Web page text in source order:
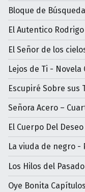
Bloque de
El Autentico
El Señor de los
Lejos de Ti - Novela
Escupiré Sobre sus
Señora Acero –
El Cuerpo Del
La viuda de negro -
Los Hilos del
Oye Bonita